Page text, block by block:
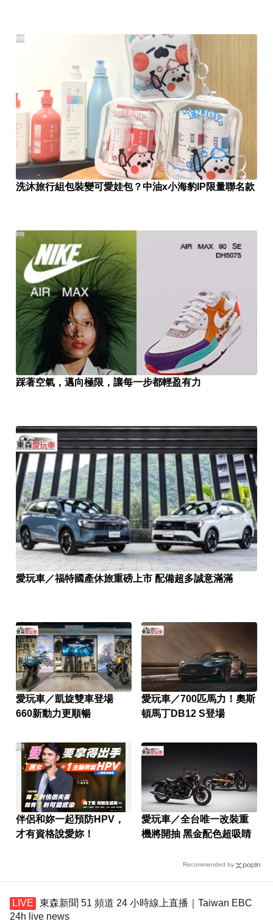
洗沐旅行組包裝變可愛娃包？中油x小海豹IP限量聯名款
PR
踩著空氣，邁向極限，讓每一步都輕盈有力
PR
愛玩車／福特國產休旅重磅上市 配備超多誠意滿滿
愛玩車／凱旋雙車登場
660新動力更順暢
愛玩車／700匹馬力！奧斯
頓馬丁DB12 S登場
伴侶和妳一起預防HPV，
才有資格說愛妳！
PR
愛玩車／全台唯一改裝重
機將開抽 黑金配色超吸睛
Recommended by
東森新聞 51 頻道 24 小時線上直播｜Taiwan EBC
24h live news